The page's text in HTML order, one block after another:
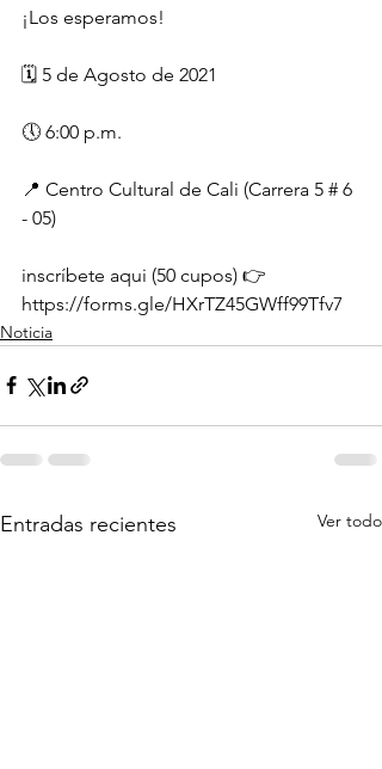
¡Los esperamos!
🗓️ 5 de Agosto de 2021
🕔 6:00 p.m.
📍 Centro Cultural de Cali (Carrera 5 # 6
- 05)
inscríbete aqui (50 cupos) 👉
https://forms.gle/HXrTZ45GWff99Tfv7
Noticia
Entradas recientes Ver todo